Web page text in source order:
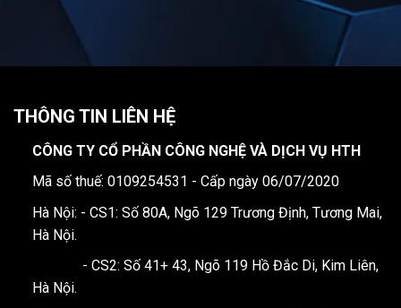
THÔNG TIN LIÊN HỆ
CÔNG TY CỔ PHẦN CÔNG NGHỆ VÀ DỊCH VỤ HTH
Mã số thuế: 0109254531 - Cấp ngày 06/07/2020
Hà Nội: - CS1: Số 80A, Ngõ 129 Trương Định, Tương Mai,
Hà Nội.
- CS2: Số 41+ 43, Ngõ 119 Hồ Đắc Di, Kim Liên,
Hà Nội.